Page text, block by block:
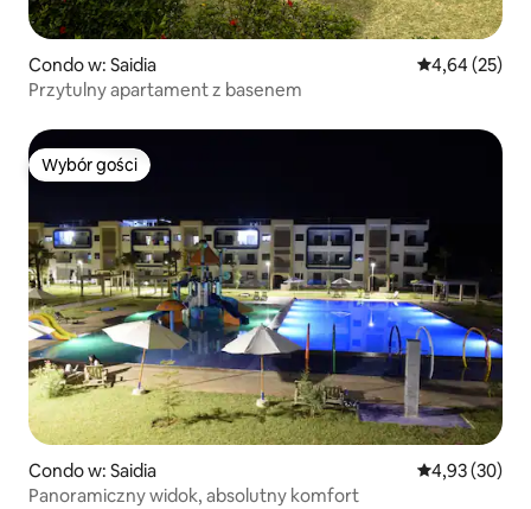
Condo w: Saidia Średnia
4,64 (25)
Przytulny apartament z basenem
Wybór gości
Wybór gości
Condo w: Saidia Średnia
4,93 (30)
Panoramiczny widok, absolutny komfort